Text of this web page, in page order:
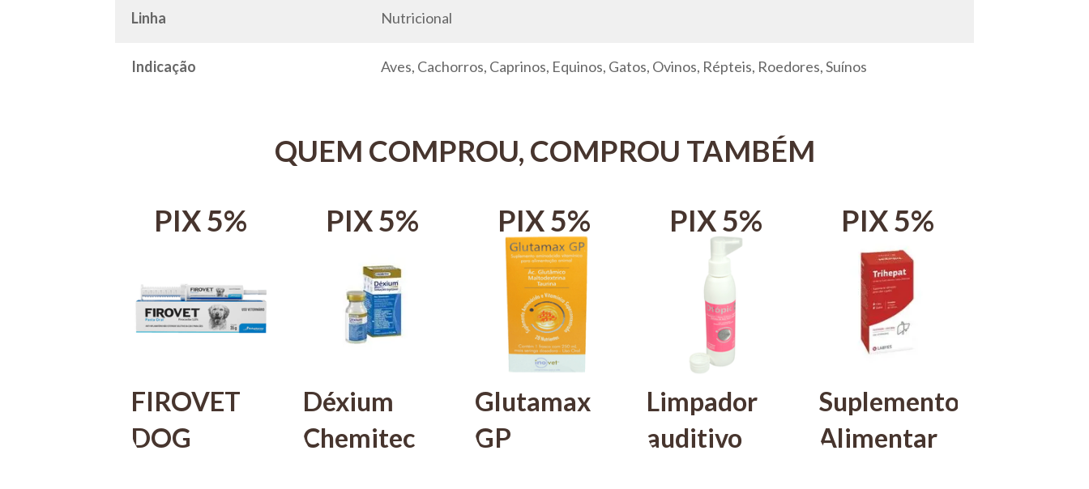
Linha Nutricional
Indicação Aves, Cachorros, Caprinos, Equinos, Gatos, Ovinos, Répteis, Roedores, Suínos
QUEM COMPROU, COMPROU TAMBÉM
PIX 5%
FIROVET
DOG
PIX 5%
Déxium
Chemitec
PIX 5%
Glutamax
GP
PIX 5%
Limpador
auditivo
PIX 5%
Suplemento
Alimentar